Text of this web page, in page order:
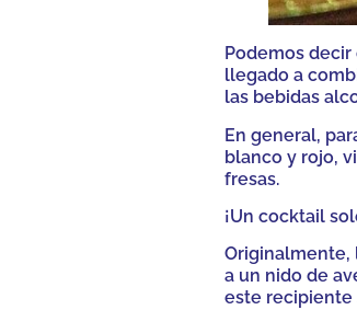
Podemos
llegado a
las bebidas
En general,
blanco y rojo,
fresas.
¡Un cocktail
Originalmente,
a un nido de
este recipiente